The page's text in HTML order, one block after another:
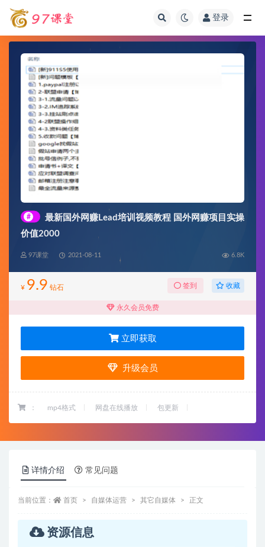
登录
#
最新国外网赚Lead培训视频教程 国外网赚项目实操
价值2000
97课堂 2021-08-11 6.8K
¥ 9.9 钻石 签到 收藏
永久会员免费
立即获取
升级会员
： mp4格式 网盘在线播放 包更新
详情介绍 常见问题
当前位置： 首页 自媒体运营 其它自媒体 正文
资源信息